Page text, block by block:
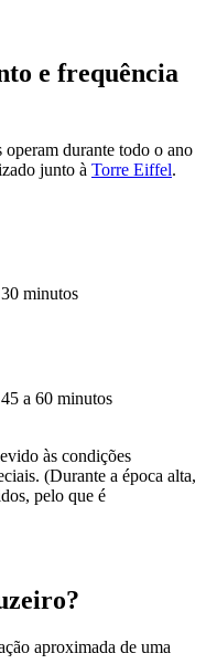
e frequência
durante todo o ano
junto à Torre Eiffel.
minutos
a 60 minutos
às condições
(Durante a época alta,
pelo que é
aproximada de uma